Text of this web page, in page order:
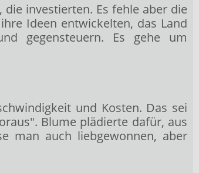
investierten. Es fehle aber die
Ideen entwickelten, das Land
gegensteuern. Es gehe um
und Kosten. Das sei
Blume plädierte dafür, aus
man auch liebgewonnen, aber